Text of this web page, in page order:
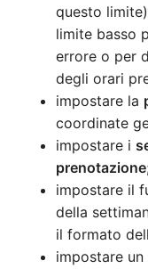
questo
limite basso
errore o per
degli orari
impostare la
coordinate
impostare i
prenotazione
impostare il
della
il formato
impostare